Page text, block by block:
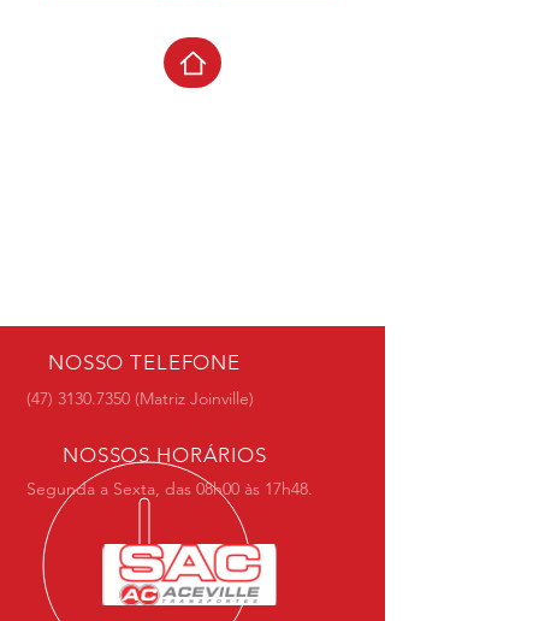
NOSSO TELEFONE
(47) 3130.7350 (Matriz Joinville)
NOSSOS HORÁRIOS
Segunda a Sexta, das 08h00 às 17h48.